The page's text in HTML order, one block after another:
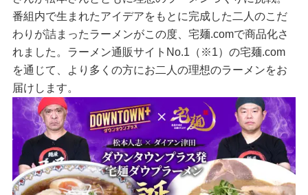
番組内で生まれたアイデアをもとに完成した二人のこだ
わりが詰まったラーメンがこの度、宅麺.comで商品化さ
れました。ラーメン通販サイトNo.1（※1）の宅麺.com
を通じて、より多くの方にお二人の理想のラーメンをお
届けします。